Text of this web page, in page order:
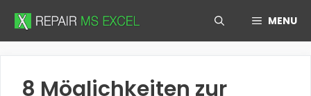
Skip
MENU
8 Möglichkeiten zur